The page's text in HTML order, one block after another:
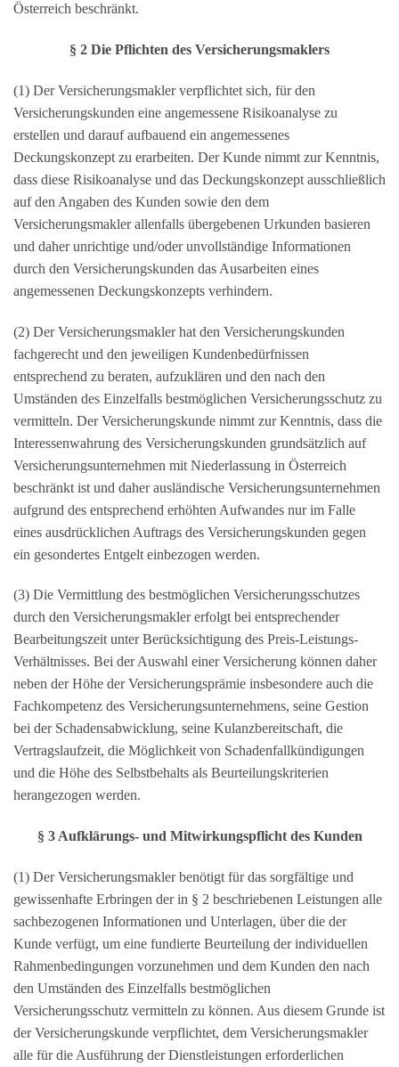
Österreich beschränkt.
§ 2 Die Pflichten des Versicherungsmaklers
(1) Der Versicherungsmakler verpflichtet sich, für den
Versicherungskunden eine angemessene Risikoanalyse zu
erstellen und darauf aufbauend ein angemessenes
Deckungskonzept zu erarbeiten. Der Kunde nimmt zur Kenntnis,
dass diese Risikoanalyse und das Deckungskonzept ausschließlich
auf den Angaben des Kunden sowie den dem
Versicherungsmakler allenfalls übergebenen Urkunden basieren
und daher unrichtige und/oder unvollständige Informationen
durch den Versicherungskunden das Ausarbeiten eines
angemessenen Deckungskonzepts verhindern.
(2) Der Versicherungsmakler hat den Versicherungskunden
fachgerecht und den jeweiligen Kundenbedürfnissen
entsprechend zu beraten, aufzuklären und den nach den
Umständen des Einzelfalls bestmöglichen Versicherungsschutz zu
vermitteln. Der Versicherungskunde nimmt zur Kenntnis, dass die
Interessenwahrung des Versicherungskunden grundsätzlich auf
Versicherungsunternehmen mit Niederlassung in Österreich
beschränkt ist und daher ausländische Versicherungsunternehmen
aufgrund des entsprechend erhöhten Aufwandes nur im Falle
eines ausdrücklichen Auftrags des Versicherungskunden gegen
ein gesondertes Entgelt einbezogen werden.
(3) Die Vermittlung des bestmöglichen Versicherungsschutzes
durch den Versicherungsmakler erfolgt bei entsprechender
Bearbeitungszeit unter Berücksichtigung des Preis-Leistungs-
Verhältnisses. Bei der Auswahl einer Versicherung können daher
neben der Höhe der Versicherungsprämie insbesondere auch die
Fachkompetenz des Versicherungsunternehmens, seine Gestion
bei der Schadensabwicklung, seine Kulanzbereitschaft, die
Vertragslaufzeit, die Möglichkeit von Schadenfallkündigungen
und die Höhe des Selbstbehalts als Beurteilungskriterien
herangezogen werden.
§ 3 Aufklärungs- und Mitwirkungspflicht des Kunden
(1) Der Versicherungsmakler benötigt für das sorgfältige und
gewissenhafte Erbringen der in § 2 beschriebenen Leistungen alle
sachbezogenen Informationen und Unterlagen, über die der
Kunde verfügt, um eine fundierte Beurteilung der individuellen
Rahmenbedingungen vorzunehmen und dem Kunden den nach
den Umständen des Einzelfalls bestmöglichen
Versicherungsschutz vermitteln zu können. Aus diesem Grunde ist
der Versicherungskunde verpflichtet, dem Versicherungsmakler
alle für die Ausführung der Dienstleistungen erforderlichen